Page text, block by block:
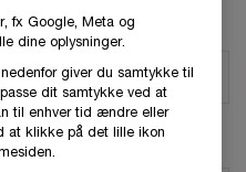
fx Google, Meta og
dine oplysninger.
giver du samtykke til
dit samtykke ved at
til enhver tid ændre eller
at klikke på det lille ikon